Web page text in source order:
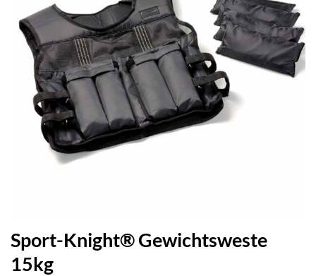
Sport-Knight® Gewichtsweste
15kg